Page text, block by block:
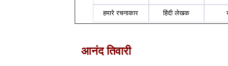
हमारे रचनाकार हिंदी लेखक
आनंद तिवारी